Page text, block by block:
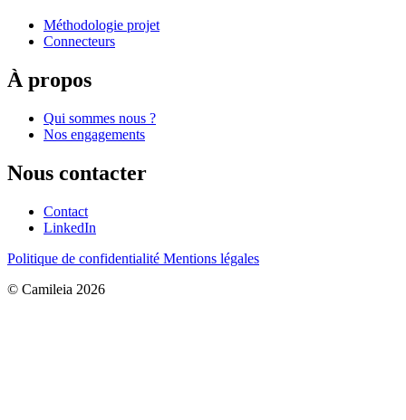
Méthodologie projet
Connecteurs
À propos
Qui sommes nous ?
Nos engagements
Nous contacter
Contact
LinkedIn
Politique de confidentialité Mentions légales
© Camileia 2026